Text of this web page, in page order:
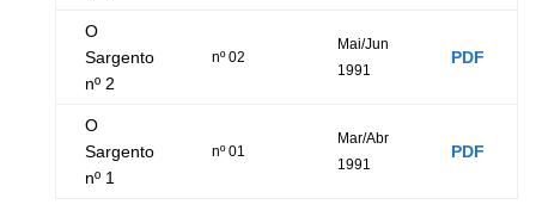
O
Sargento
nº 2
nº 02
Mai/Jun
1991
PDF
O
Sargento
nº 1
nº 01
Mar/Abr
1991
PDF